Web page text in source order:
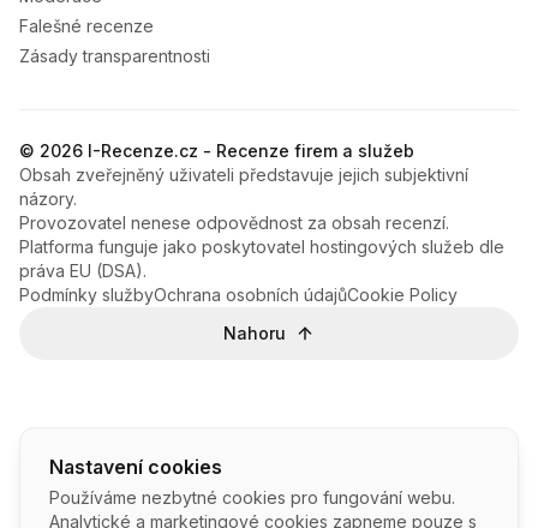
Nastavení cookies
Používáme nezbytné cookies pro fungování webu.
Analytické a marketingové cookies zapneme pouze s
Falešné recenze
Zásady transparentnosti
© 2026 I-Recenze.cz - Recenze firem a služeb
Obsah zveřejněný uživateli představuje jejich subjektivní
názory.
Provozovatel nenese odpovědnost za obsah recenzí.
Platforma funguje jako poskytovatel hostingových služeb dle
práva EU (DSA).
Podmínky službyOchrana osobních údajůCookie Policy
Nahoru